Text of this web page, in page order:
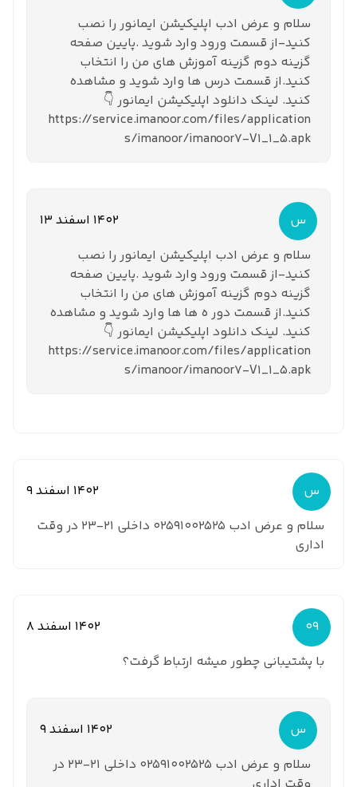
سلام و عرض ادب اپلیکیشن ایمانور را نصب
کنید-از قسمت ورود وارد شوید .پایین صفحه
گزینه دوم گزینه آموزش های من را انتخاب
کنید.از قسمت درس ها وارد شوید و مشاهده
کنید. لینک دانلود اپلیکیشن ایمانور 👇
https://service.imanoor.com/files/application
s/imanoor/imanoor7-V1_1_5.apk
س
1402 اسفند 13
سلام و عرض ادب اپلیکیشن ایمانور را نصب
کنید-از قسمت ورود وارد شوید .پایین صفحه
گزینه دوم گزینه آموزش های من را انتخاب
کنید.از قسمت دور ه ها ها وارد شوید و مشاهده
کنید. لینک دانلود اپلیکیشن ایمانور 👇
https://service.imanoor.com/files/application
s/imanoor/imanoor7-V1_1_5.apk
س
1402 اسفند 9
سلام و عرض ادب 02591002525 داخلی 21-23 در وقت
اداری
09
1402 اسفند 8
با پشتیبانی چطور میشه ارتباط گرفت؟
س
1402 اسفند 9
سلام و عرض ادب 02591002525 داخلی 21-23 در